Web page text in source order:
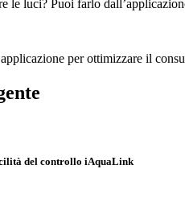
le luci? Puoi farlo
per ottimizzare il
del controllo iAquaLink